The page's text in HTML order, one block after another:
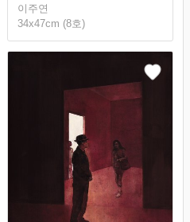
이주연
34x47cm (8호)